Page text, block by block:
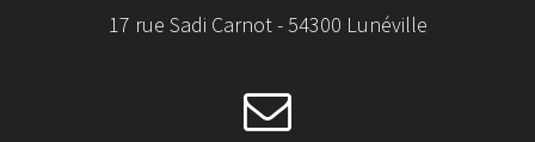
17 rue Sadi Carnot - 54300 Lunéville